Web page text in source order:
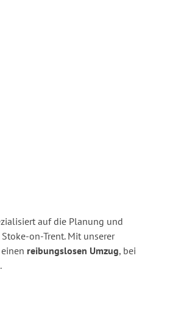
auf die Planung und
on-Trent. Mit unserer
reibungslosen Umzug, bei